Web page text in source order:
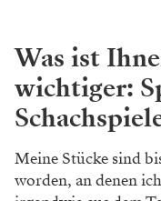
Was ist
wichtiger:
Meine Stücke sind
worden, an denen